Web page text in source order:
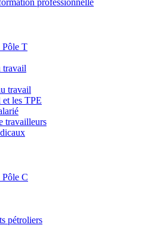
professionnelle
Pôle T
travail
travail
les TPE
travailleurs
Pôle C
pétroliers